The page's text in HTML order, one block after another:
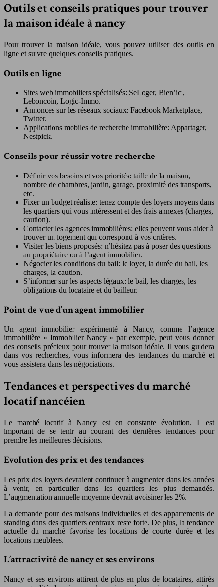
Outils et conseils pratiques pour trouver
la maison idéale à nancy
Pour trouver la maison idéale, vous pouvez utiliser des outils en
ligne et suivre quelques conseils pratiques.
Outils en ligne
Sites web immobiliers spécialisés: SeLoger, Bien’ici,
Leboncoin, Logic-Immo.
Annonces sur les réseaux sociaux: Facebook Marketplace,
Twitter.
Applications mobiles de recherche immobilière: Appartager,
Nestpick.
Conseils pour réussir votre recherche
Définir vos besoins et vos priorités: taille de la maison,
nombre de chambres, jardin, garage, proximité des transports,
etc.
Fixer un budget réaliste: tenez compte des loyers moyens dans
les quartiers qui vous intéressent et des frais annexes (charges,
caution).
Contacter les agences immobilières: elles peuvent vous aider à
trouver un logement qui correspond à vos critères.
Visiter les biens proposés: n’hésitez pas à poser des questions
au propriétaire ou à l’agent immobilier.
Négocier les conditions du bail: le loyer, la durée du bail, les
charges, la caution.
S’informer sur les aspects légaux: le bail, les charges, les
obligations du locataire et du bailleur.
Point de vue d’un agent immobilier
Un agent immobilier expérimenté à Nancy, comme l’agence
immobilière « Immobilier Nancy » par exemple, peut vous donner
des conseils précieux pour trouver la maison idéale. Il vous guidera
dans vos recherches, vous informera des tendances du marché et
vous assistera dans les négociations.
Tendances et perspectives du marché
locatif nancéien
Le marché locatif à Nancy est en constante évolution. Il est
important de se tenir au courant des dernières tendances pour
prendre les meilleures décisions.
Evolution des prix et des tendances
Les prix des loyers devraient continuer à augmenter dans les années
à venir, en particulier dans les quartiers les plus demandés.
L’augmentation annuelle moyenne devrait avoisiner les 2%.
La demande pour des maisons individuelles et des appartements de
standing dans des quartiers centraux reste forte. De plus, la tendance
actuelle du marché favorise les locations de courte durée et les
locations meublées.
L’attractivité de nancy et ses environs
Nancy et ses environs attirent de plus en plus de locataires, attirés